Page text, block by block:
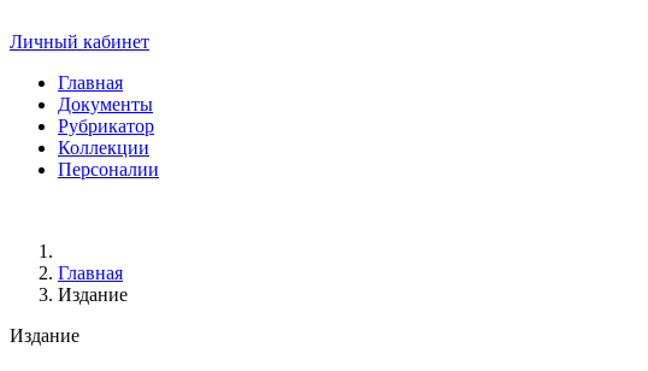
Личный кабинет
Главная
Документы
Рубрикатор
Коллекции
Персоналии
Главная
Издание
Издание